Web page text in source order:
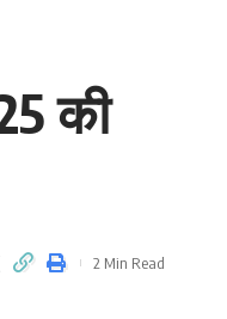
की
2 Min Read